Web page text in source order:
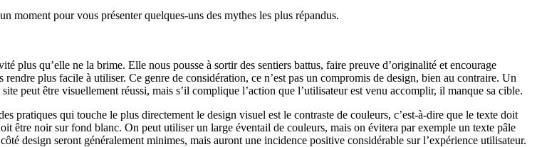
moment pour vous présenter quelques-uns des mythes les plus répandus.
plus qu’elle ne la brime. Elle nous pousse à sortir des sentiers battus, faire preuve d’originalité et encourage
plus facile à utiliser. Ce genre de considération, ce n’est pas un compromis de design, bien au contraire. Un
peut être visuellement réussi, mais s’il complique l’action que l’utilisateur est venu accomplir, il manque sa cible.
pratiques qui touche le plus directement le design visuel est le contraste de couleurs, c’est-à-dire que le texte doit
être noir sur fond blanc. On peut utiliser un large éventail de couleurs, mais on évitera par exemple un texte pâle
design seront généralement minimes, mais auront une incidence positive considérable sur l’expérience utilisateur.